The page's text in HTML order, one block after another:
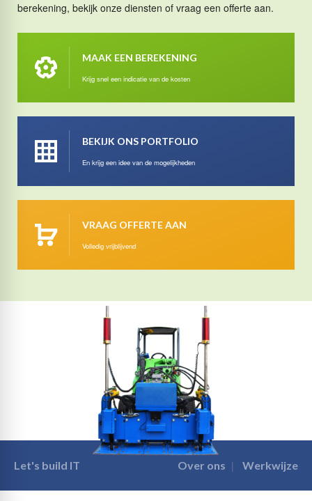
berekening, bekijk onze diensten of vraag een offerte aan.
MAAK EEN BEREKENING
Krijg snel een indicatie van de kosten
BEKIJK ONS PORTFOLIO
En krijg een idee van de mogelijkheden
VRAAG OFFERTE AAN
Volledig vrijblijvend
Let's build IT Over ons Werkwijze